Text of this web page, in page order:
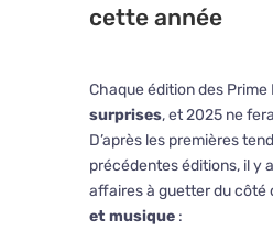
cette année
Chaque édition des Prime
surprises, et 2025 ne
D’après les premières
précédentes éditions, il y
affaires à guetter du côté
et musique: